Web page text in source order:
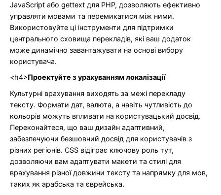
JavaScript або gettext для PHP, дозволяють ефективно
управляти мовами та перемикатися між ними.
Використовуйте ці інструменти для підтримки
центрального сховища перекладів, які ваш додаток
може динамічно завантажувати на основі вибору
користувача.
<h4>Проектуйте з урахуванням локалізації
Культурні врахування виходять за межі перекладу
тексту. Формати дат, валюта, а навіть чутливість до
кольорів можуть впливати на користувацький досвід.
Переконайтеся, що ваш дизайн адаптивний,
забезпечуючи безшовний досвід для користувачів з
різних регіонів. CSS відіграє ключову роль тут,
дозволяючи вам адаптувати макети та стилі для
врахування різної довжини тексту та напрямку для мов,
таких як арабська та єврейська.